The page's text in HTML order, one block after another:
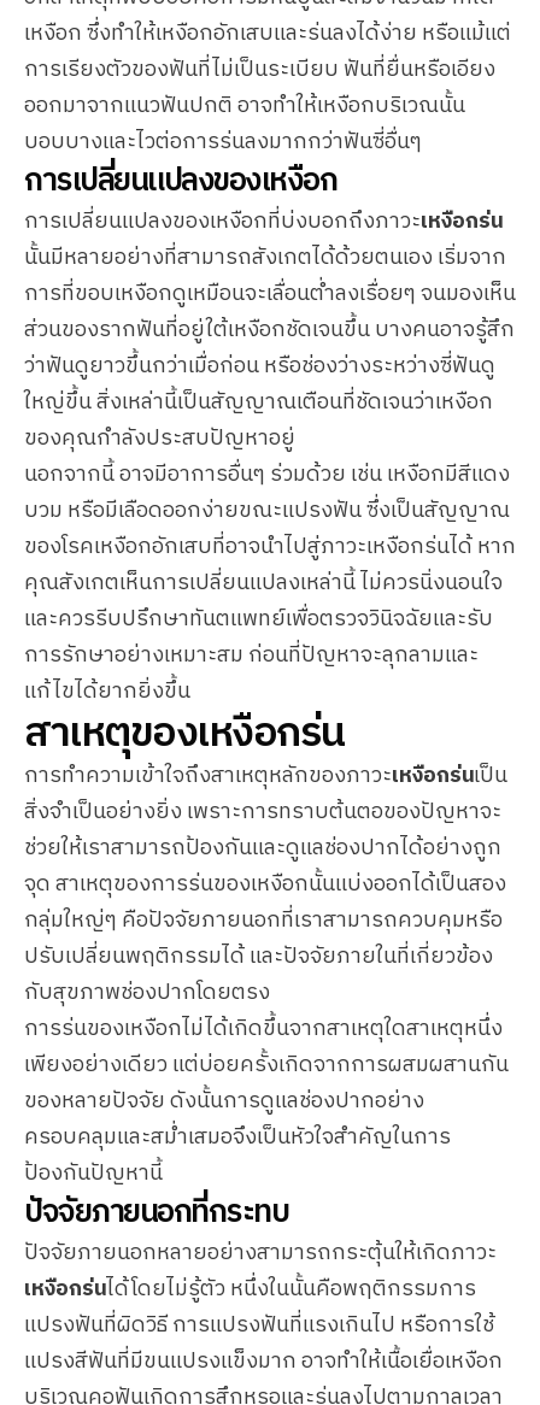
เหงือก ซึ่งทำให้เหงือกอักเสบและร่นลงได้ง่าย หรือแม้แต่
การเรียงตัวของฟันที่ไม่เป็นระเบียบ ฟันที่ยื่นหรือเอียง
ออกมาจากแนวฟันปกติ อาจทำให้เหงือกบริเวณนั้น
บอบบางและไวต่อการร่นลงมากกว่าฟันซี่อื่นๆ
การเปลี่ยนแปลงของเหงือก
การเปลี่ยนแปลงของเหงือกที่บ่งบอกถึงภาวะเหงือกร่น
นั้นมีหลายอย่างที่สามารถสังเกตได้ด้วยตนเอง เริ่มจาก
การที่ขอบเหงือกดูเหมือนจะเลื่อนต่ำลงเรื่อยๆ จนมองเห็น
ส่วนของรากฟันที่อยู่ใต้เหงือกชัดเจนขึ้น บางคนอาจรู้สึก
ว่าฟันดูยาวขึ้นกว่าเมื่อก่อน หรือช่องว่างระหว่างซี่ฟันดู
ใหญ่ขึ้น สิ่งเหล่านี้เป็นสัญญาณเตือนที่ชัดเจนว่าเหงือก
ของคุณกำลังประสบปัญหาอยู่
นอกจากนี้ อาจมีอาการอื่นๆ ร่วมด้วย เช่น เหงือกมีสีแดง
บวม หรือมีเลือดออกง่ายขณะแปรงฟัน ซึ่งเป็นสัญญาณ
ของโรคเหงือกอักเสบที่อาจนำไปสู่ภาวะเหงือกร่นได้ หาก
คุณสังเกตเห็นการเปลี่ยนแปลงเหล่านี้ ไม่ควรนิ่งนอนใจ
และควรรีบปรึกษาทันตแพทย์เพื่อตรวจวินิจฉัยและรับ
การรักษาอย่างเหมาะสม ก่อนที่ปัญหาจะลุกลามและ
แก้ไขได้ยากยิ่งขึ้น
สาเหตุของเหงือกร่น
การทำความเข้าใจถึงสาเหตุหลักของภาวะเหงือกร่นเป็น
สิ่งจำเป็นอย่างยิ่ง เพราะการทราบต้นตอของปัญหาจะ
ช่วยให้เราสามารถป้องกันและดูแลช่องปากได้อย่างถูก
จุด สาเหตุของการร่นของเหงือกนั้นแบ่งออกได้เป็นสอง
กลุ่มใหญ่ๆ คือปัจจัยภายนอกที่เราสามารถควบคุมหรือ
ปรับเปลี่ยนพฤติกรรมได้ และปัจจัยภายในที่เกี่ยวข้อง
กับสุขภาพช่องปากโดยตรง
การร่นของเหงือกไม่ได้เกิดขึ้นจากสาเหตุใดสาเหตุหนึ่ง
เพียงอย่างเดียว แต่บ่อยครั้งเกิดจากการผสมผสานกัน
ของหลายปัจจัย ดังนั้นการดูแลช่องปากอย่าง
ครอบคลุมและสม่ำเสมอจึงเป็นหัวใจสำคัญในการ
ป้องกันปัญหานี้
ปัจจัยภายนอกที่กระทบ
ปัจจัยภายนอกหลายอย่างสามารถกระตุ้นให้เกิดภาวะ
เหงือกร่นได้โดยไม่รู้ตัว หนึ่งในนั้นคือพฤติกรรมการ
แปรงฟันที่ผิดวิธี การแปรงฟันที่แรงเกินไป หรือการใช้
แปรงสีฟันที่มีขนแปรงแข็งมาก อาจทำให้เนื้อเยื่อเหงือก